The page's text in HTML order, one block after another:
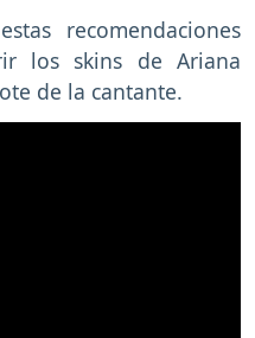
recomendaciones
los skins de Ariana
de la cantante.